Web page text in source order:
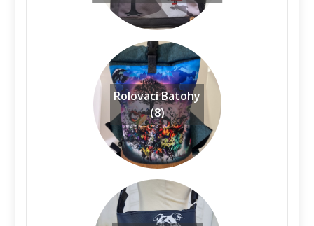
Rolovací Batohy
(8)